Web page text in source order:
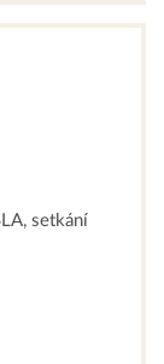
setkání